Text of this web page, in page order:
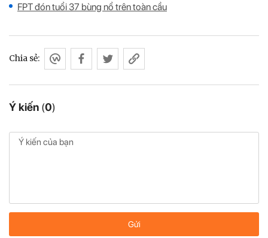
FPT đón tuổi 37 bùng nổ trên toàn cầu
Ý kiến (0)
Chia sẻ:
Gửi